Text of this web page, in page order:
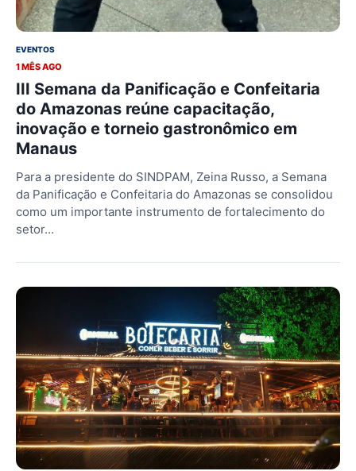
EVENTOS
1 MÊS AGO
III Semana da Panificação e Confeitaria
do Amazonas reúne capacitação,
inovação e torneio gastronômico em
Manaus
Para a presidente do SINDPAM, Zeina Russo, a Semana
da Panificação e Confeitaria do Amazonas se consolidou
como um importante instrumento de fortalecimento do
setor…